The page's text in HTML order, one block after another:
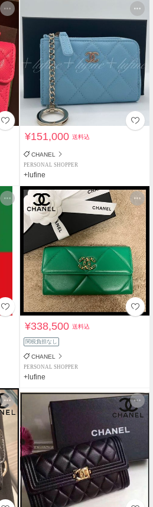
¥151,000送料込
CHANEL
PERSONAL SHOPPER
+lufine
¥338,500送料込
関税負担なし
CHANEL
PERSONAL SHOPPER
+lufine